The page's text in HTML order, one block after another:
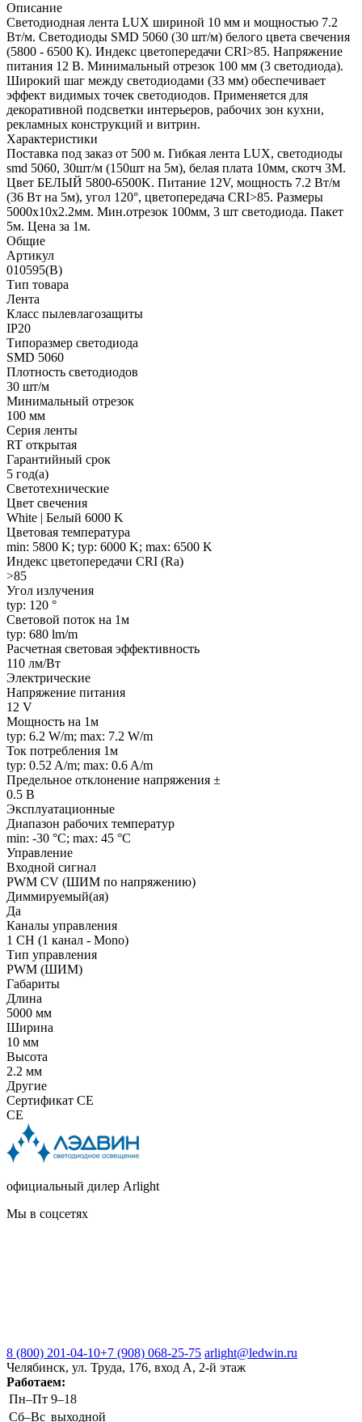
Описание
Светодиодная лента LUX шириной 10 мм и мощностью 7.2
Вт/м. Светодиоды SMD 5060 (30 шт/м) белого цвета свечения
(5800 - 6500 К). Индекс цветопередачи CRI>85. Напряжение
питания 12 В. Минимальный отрезок 100 мм (3 светодиода).
Широкий шаг между светодиодами (33 мм) обеспечивает
эффект видимых точек светодиодов. Применяется для
декоративной подсветки интерьеров, рабочих зон кухни,
рекламных конструкций и витрин.
Характеристики
Поставка под заказ от 500 м. Гибкая лента LUX, светодиоды
smd 5060, 30шт/м (150шт на 5м), белая плата 10мм, скотч 3М.
Цвет БЕЛЫЙ 5800-6500K. Питание 12V, мощность 7.2 Вт/м
(36 Вт на 5м), угол 120°, цветопередача CRI>85. Размеры
5000х10x2.2мм. Мин.отрезок 100мм, 3 шт светодиода. Пакет
5м. Цена за 1м.
Общие
Артикул
010595(B)
Тип товара
Лента
Класс пылевлагозащиты
IP20
Типоразмер светодиода
SMD 5060
Плотность светодиодов
30 шт/м
Минимальный отрезок
100 мм
Серия ленты
RT открытая
Гарантийный срок
5 год(а)
Светотехнические
Цвет свечения
White | Белый 6000 K
Цветовая температура
min: 5800 K; typ: 6000 K; max: 6500 K
Индекс цветопередачи CRI (Ra)
>85
Угол излучения
typ: 120 °
Световой поток на 1м
typ: 680 lm/m
Расчетная световая эффективность
110 лм/Вт
Электрические
Напряжение питания
12 V
Мощность на 1м
typ: 6.2 W/m; max: 7.2 W/m
Ток потребления 1м
typ: 0.52 A/m; max: 0.6 A/m
Предельное отклонение напряжения ±
0.5 В
Эксплуатационные
Диапазон рабочих температур
min: -30 °C; max: 45 °C
Управление
Входной сигнал
PWM СV (ШИМ по напряжению)
Диммируемый(ая)
Да
Каналы управления
1 CH (1 канал - Mono)
Тип управления
PWM (ШИМ)
Габариты
Длина
5000 мм
Ширина
10 мм
Высота
2.2 мм
Другие
Сертификат CE
CE
официальный дилер Arlight
Мы в соцсетях
8 (800) 201-04-10+7 (908) 068-25-75 arlight@ledwin.ru
Челябинск, ул. Труда, 176, вход А, 2-й этаж
Работаем:
Пн–Пт 9–18
Сб–Вс выходной